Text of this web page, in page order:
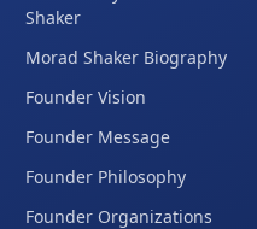
Shaker
Morad Shaker Biography
Founder Vision
Founder Message
Founder Philosophy
Founder Organizations